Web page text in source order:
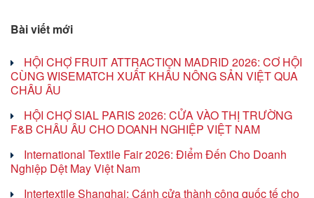
Bài viết mới
HỘI CHỢ FRUIT ATTRACTION MADRID 2026: CƠ HỘI
CÙNG WISEMATCH XUẤT KHẨU NÔNG SẢN VIỆT QUA
CHÂU ÂU
HỘI CHỢ SIAL PARIS 2026: CỬA VÀO THỊ TRƯỜNG
F&B CHÂU ÂU CHO DOANH NGHIỆP VIỆT NAM
International Textile Fair 2026: Điểm Đến Cho Doanh
Nghiệp Dệt May Việt Nam
Intertextile Shanghai: Cánh cửa thành công quốc tế cho